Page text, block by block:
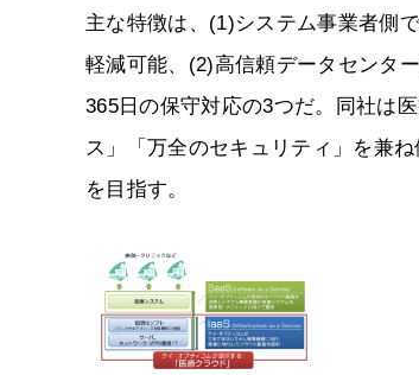
主な特徴は、(1)システム事業者側
軽減可能、(2)高信頼データセンタ
365日の保守対応の3つだ。同社は
ス」「万全のセキュリティ」を兼
を目指す。